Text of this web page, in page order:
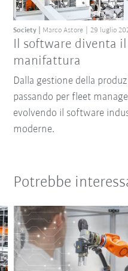
Il software diventa
manifattura
Society Marco Astore 29 luglio
Dalla gestione della
passando per fleet
evolvendo il software
moderne.
Potrebbe